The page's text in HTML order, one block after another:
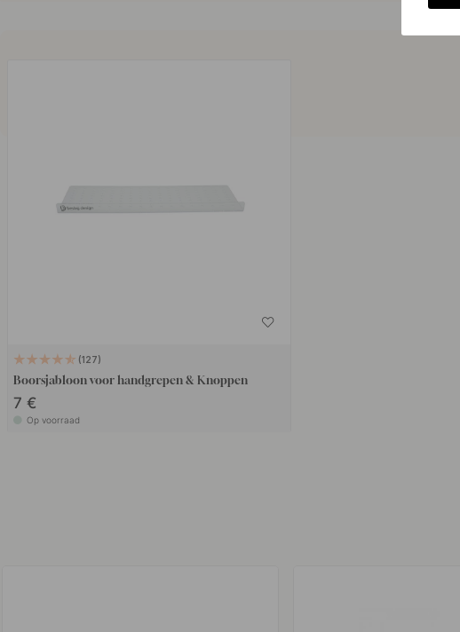
127
Boorsjabloon voor handgrepen & Knoppen
7 €
Op voorraad